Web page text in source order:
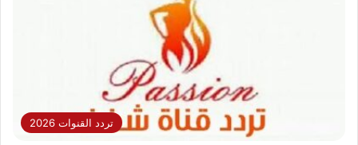
تردد القنوات 2026